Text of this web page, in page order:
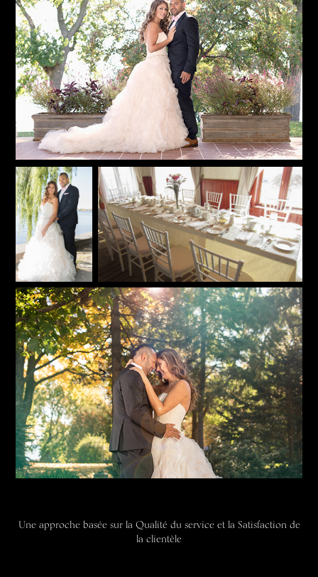
Une approche basée sur la Qualité du service et la Satisfaction de
la clientèle